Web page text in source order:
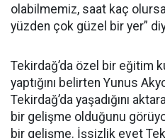
olabilmemiz, saat kaç
yüzden çok güzel bir yer”
Tekirdağ’da özel bir eğitim
yaptığını belirten Yunus
Tekirdağ’da yaşadığını
bir gelişme olduğunu
bir gelişme. İşsizlik evet